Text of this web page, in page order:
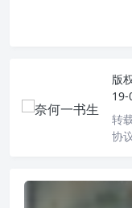
版
19-
转
协